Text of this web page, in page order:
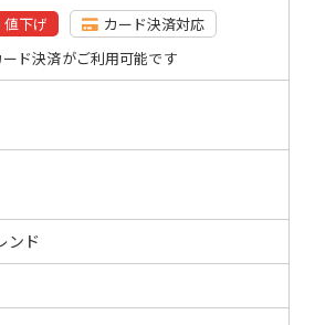
値下げ
カード決済対応
ド決済がご利用可能です
ンド